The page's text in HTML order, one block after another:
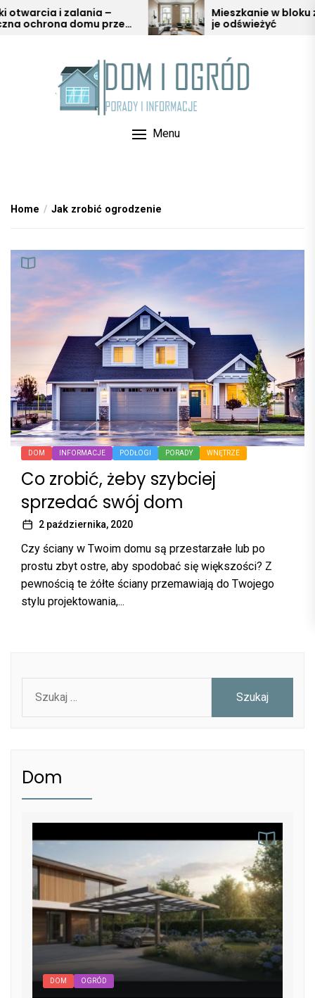
Skip
to
i zalania –
domu przed
Mieszkanie w bloku z duszą
je odświeżyć
Menu
Home Jak zrobić ogrodzenie
DOM INFORMACJE PODŁOGI PORADY WNĘTRZE
Co zrobić, żeby szybciej
sprzedać swój dom
2 października, 2020
Czy ściany w Twoim domu są przestarzałe lub po
prostu zbyt ostre, aby spodobać się większości? Z
pewnością te żółte ściany przemawiają do Twojego
stylu projektowania,...
Dom
DOM OGRÓD